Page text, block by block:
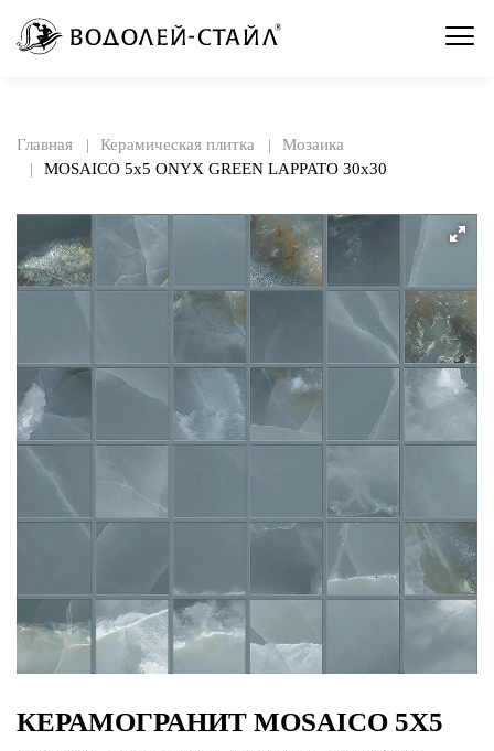
Главная Керамическая плитка
Мозаика
MOSAICO 5x5 ONYX GREEN LAPPATO 30x30
КЕРАМОГРАНИТ MOSAICO 5X5